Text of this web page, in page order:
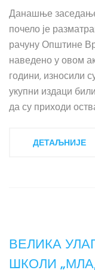
Данашње
почело је
рачуну Општине
наведено у овом
години, износили
укупни издаци
да су приходи
ДЕТАЉНИЈЕ
ВЕЛИКА
ШКОЛИ